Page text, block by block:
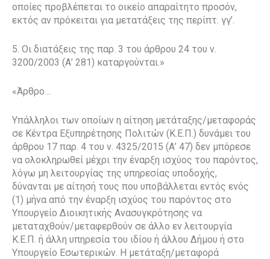
οποίες προβλέπεται το οικείο απαραίτητο προσόν,
εκτός αν πρόκειται για μετατάξεις της περίπτ. γγ’.
5. Οι διατάξεις της παρ. 3 του άρθρου 24 του ν.
3200/2003 (Α’ 281) καταργούνται.»
«Άρθρο…
Υπάλληλοι των οποίων η αίτηση μετάταξης/μεταφοράς
σε Κέντρα Εξυπηρέτησης Πολιτών (Κ.Ε.Π.) δυνάμει του
άρθρου 17 παρ. 4 του ν. 4325/2015 (Α’ 47) δεν μπόρεσε
να ολοκληρωθεί μέχρι την έναρξη ισχύος του παρόντος,
λόγω μη λειτουργίας της υπηρεσίας υποδοχής,
δύνανται με αίτησή τους που υποβάλλεται εντός ενός
(1) μήνα από την έναρξη ισχύος του παρόντος στο
Υπουργείο Διοικητικής Ανασυγκρότησης να
μεταταχθούν/μεταφερθούν σε άλλο εν λειτουργία
Κ.Ε.Π. ή άλλη υπηρεσία του ιδίου ή άλλου Δήμου ή στο
Υπουργείο Εσωτερικών. Η μετάταξη/μεταφορά